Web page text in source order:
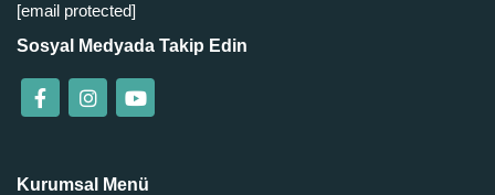
[email protected]
Sosyal Medyada Takip Edin
Kurumsal Menü